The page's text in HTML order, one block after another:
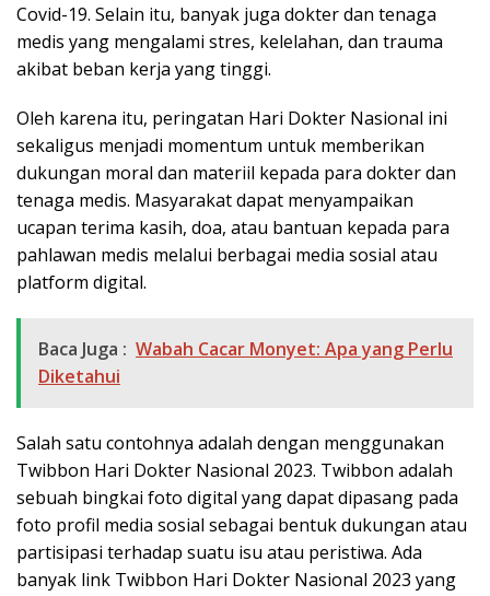
Covid-19. Selain itu, banyak juga dokter dan tenaga
medis yang mengalami stres, kelelahan, dan trauma
akibat beban kerja yang tinggi.
Oleh karena itu, peringatan Hari Dokter Nasional ini
sekaligus menjadi momentum untuk memberikan
dukungan moral dan materiil kepada para dokter dan
tenaga medis. Masyarakat dapat menyampaikan
ucapan terima kasih, doa, atau bantuan kepada para
pahlawan medis melalui berbagai media sosial atau
platform digital.
Baca Juga : Wabah Cacar Monyet: Apa yang Perlu
Diketahui
Salah satu contohnya adalah dengan menggunakan
Twibbon Hari Dokter Nasional 2023. Twibbon adalah
sebuah bingkai foto digital yang dapat dipasang pada
foto profil media sosial sebagai bentuk dukungan atau
partisipasi terhadap suatu isu atau peristiwa. Ada
banyak link Twibbon Hari Dokter Nasional 2023 yang